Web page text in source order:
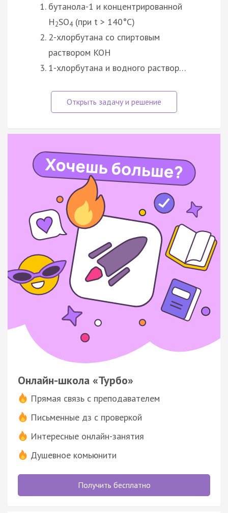
бутанола-1 и концентрированной
H2SO4(при t > 140°C)
2-хлорбутана со спиртовым
раствором KOH
1-хлорбутана и водного раствор…
Онлайн-школа «Турбо»
Прямая связь с преподавателем
Письменные дз с проверкой
Интересные онлайн-занятия
Душевное комьюнити
Получить бесплатно